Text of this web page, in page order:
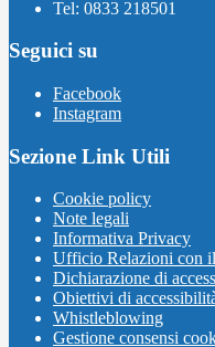
Tel: 0833 218501
Seguici su
Facebook
Instagram
Sezione Link Utili
Cookie policy
Note legali
Informativa Privacy
Ufficio Relazioni con
Dichiarazione di
Obiettivi di
Whistleblowing
Gestione consensi